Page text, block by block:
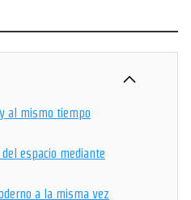
al mismo tiempo
espacio mediante
a la misma vez